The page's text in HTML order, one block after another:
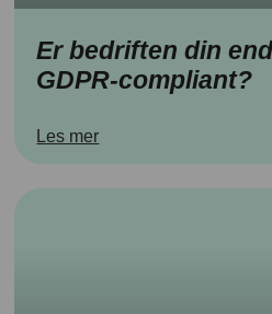
Er bedriften din
GDPR-compliant?
Les mer